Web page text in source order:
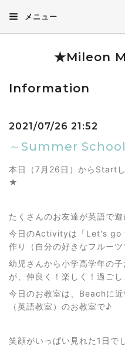
メニュー
★Mileon
Information
2021/07/26 21:52
～Summer School
本日（7月26日）からStart
★
たくさんのお友達が英語で
今日のActivityは「Let's go
作り（自分の好きなフルー
幼児さんから小学高学年の
が、仲良く！楽しく！過ご
今日のお教室は、Beachに
（英語教室）のお教室で♪
笑顔がいっぱい見れた1日で